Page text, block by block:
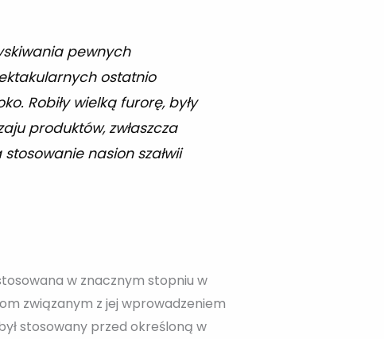
pewnych
ostatnio
Robiły wielką furorę, były
produktów, zwłaszcza
nasion szałwii
w znacznym stopniu w
związanym z jej wprowadzeniem
stosowany przed określoną w